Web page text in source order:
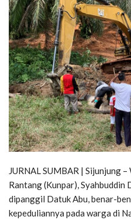
JURNAL SUMBAR | Sijunjung
Rantang (Kunpar), Syahbuddin
dipanggil Datuk Abu, benar-
kepeduliannya pada warga di